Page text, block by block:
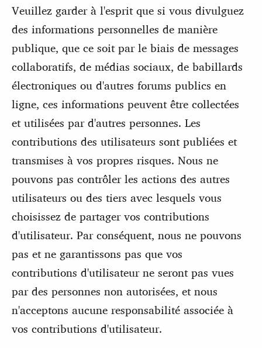
Veuillez garder à l'esprit que si vous divulguez
des informations personnelles de manière
publique, que ce soit par le biais de messages
collaboratifs, de médias sociaux, de babillards
électroniques ou d'autres forums publics en
ligne, ces informations peuvent être collectées
et utilisées par d'autres personnes. Les
contributions des utilisateurs sont publiées et
transmises à vos propres risques. Nous ne
pouvons pas contrôler les actions des autres
utilisateurs ou des tiers avec lesquels vous
choisissez de partager vos contributions
d'utilisateur. Par conséquent, nous ne pouvons
pas et ne garantissons pas que vos
contributions d'utilisateur ne seront pas vues
par des personnes non autorisées, et nous
n'acceptons aucune responsabilité associée à
vos contributions d'utilisateur.